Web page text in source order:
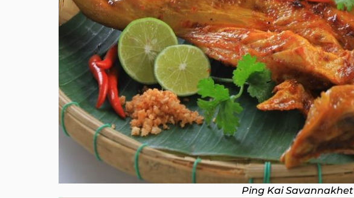
Ping Kai Savannakhet